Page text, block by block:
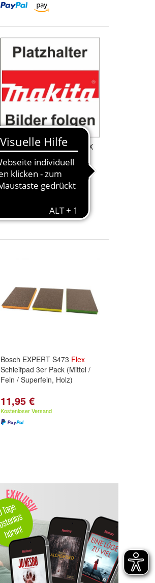
12 Stück Trennscheibe INOX
125x1,0mm E-17120-12
23,21 €
Bosch EXPERT S473 Flex
Schleifpad 3er Pack (Mittel /
Fein / Superfein, Holz)
11,95 €
Kostenloser Versand